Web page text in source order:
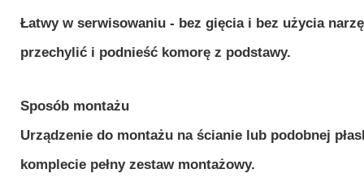
Łatwy w serwisowaniu - bez gięcia i bez użycia
przechylić i podnieść komorę z podstawy.
Sposób montażu
Urządzenie do montażu na ścianie lub podobnej
komplecie pełny zestaw montażowy.